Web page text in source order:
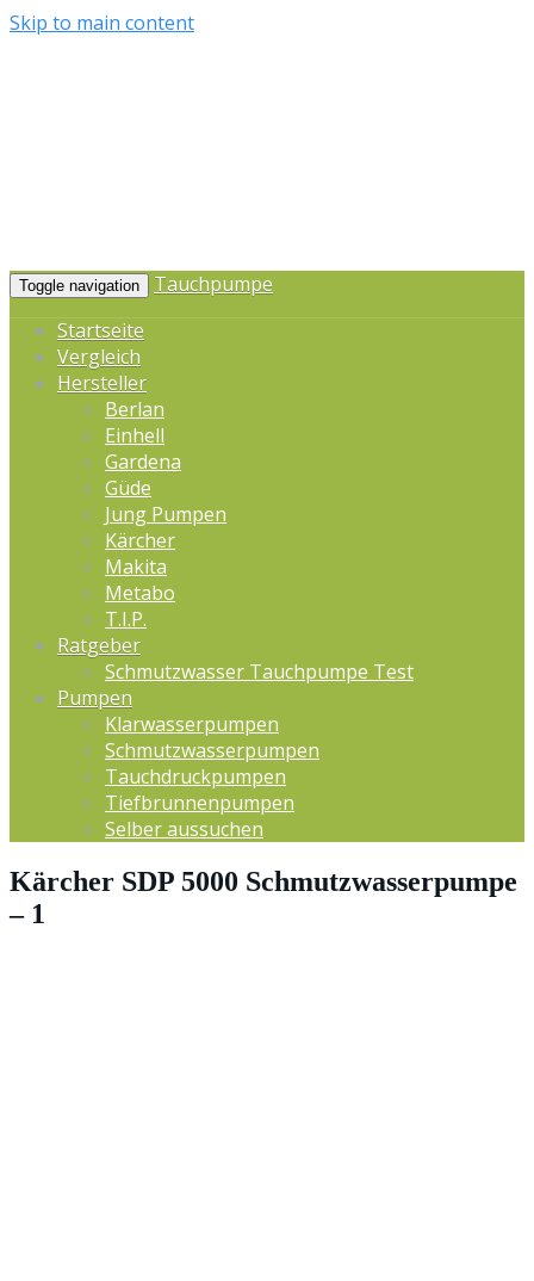
Skip to main content
Toggle navigation
Tauchpumpe
Startseite
Vergleich
Hersteller
Berlan
Einhell
Gardena
Güde
Jung Pumpen
Kärcher
Makita
Metabo
T.I.P.
Ratgeber
Schmutzwasser Tauchpumpe Test
Pumpen
Klarwasserpumpen
Schmutzwasserpumpen
Tauchdruckpumpen
Tiefbrunnenpumpen
Selber aussuchen
Kärcher SDP 5000 Schmutzwasserpumpe
– 1